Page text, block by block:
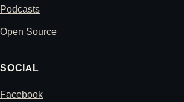
Podcasts
Open Source
SOCIAL
Facebook